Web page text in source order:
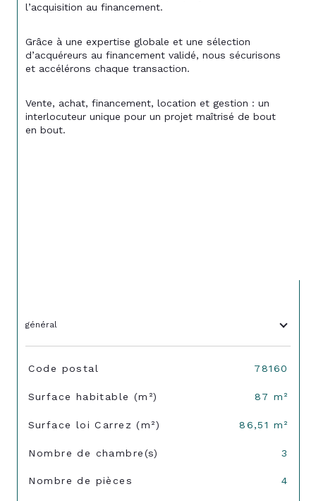
l’acquisition au financement.
Grâce à une expertise globale et une sélection
d’acquéreurs au financement validé, nous sécurisons
et accélérons chaque transaction.
Vente, achat, financement, location et gestion : un
interlocuteur unique pour un projet maîtrisé de bout
en bout.
général
TRAD_SIROCCO_Caracteristique
Code postal 78160
Surface habitable (m²) 87 m²
Surface loi Carrez (m²) 86,51 m²
Nombre de chambre(s) 3
Nombre de pièces 4